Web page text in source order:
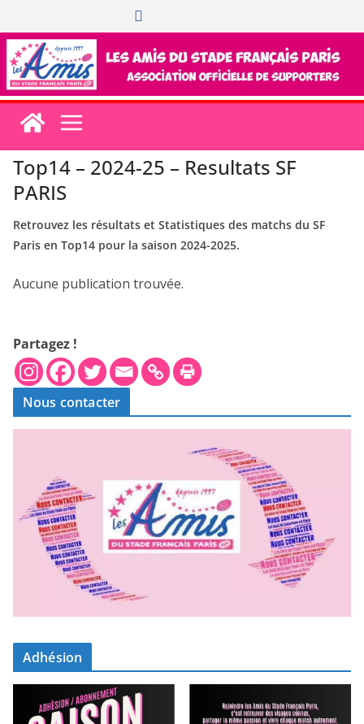
au
contenu
Top14 – 2024-25 – Resultats SF
PARIS
Retrouvez les résultats et Statistiques des matchs du SF
Paris en Top14 pour la saison 2024-2025.
Aucune publication trouvée.
Partagez !
Nous contacter
Adhésion